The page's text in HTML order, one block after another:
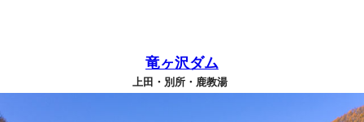
竜ヶ沢ダム
上田・別所・鹿教湯